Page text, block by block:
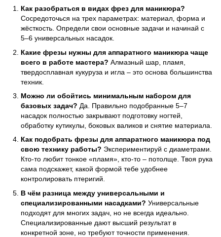
Как разобраться в видах фрез для маникюра?
Сосредоточься на трех параметрах: материал, форма и
жёсткость. Определи свои основные задачи и начинай с
5–6 универсальных насадок.
Какие фрезы нужны для аппаратного маникюра чаще
всего в работе мастера? Алмазный шар, пламя,
твердосплавная кукуруза и игла – это основа большинства
техник.
Можно ли обойтись минимальным набором для
базовых задач? Да. Правильно подобранные 5–7
насадок полностью закрывают подготовку ногтей,
обработку кутикулы, боковых валиков и снятие материала.
Как подобрать фрезы для аппаратного маникюра под
свою технику работы? Экспериментируй с диаметрами.
Кто-то любит тонкое «пламя», кто-то – потолще. Твоя рука
сама подскажет, какой формой тебе удобнее
контролировать птеригий.
В чём разница между универсальными и
специализированными насадками? Универсальные
подходят для многих задач, но не всегда идеально.
Специализированные дают высший результат в
конкретной зоне, но требуют точности применения.